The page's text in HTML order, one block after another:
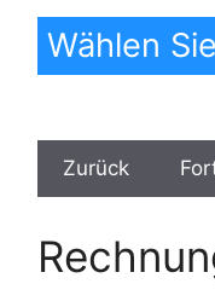
Wählen